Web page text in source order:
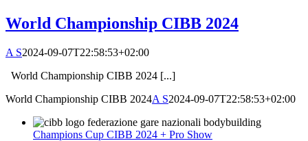
World Championship CIBB 2024
A S2024-09-07T22:58:53+02:00
World Championship CIBB 2024 [...]
World Championship CIBB 2024A S2024-09-07T22:58:53+02:00
Champions Cup CIBB 2024 + Pro Show